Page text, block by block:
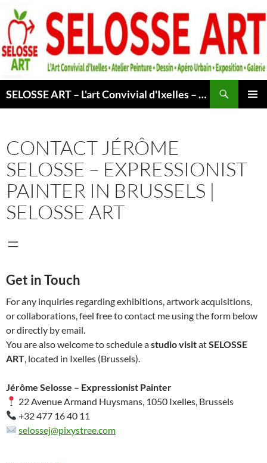
Skip
content
SELOSSE ART – L'art Convivial d'Ixelles – Atelier & Cours Peinture – Dessin – Apéro Urbain -Exposition – Galerie – Bruxelles
CONTACT JÉRÔME
SELOSSE – EXPRESSIONIST
PAINTER IN BRUSSELS |
SELOSSE ART
Get in Touch
For any inquiries regarding exhibitions, artwork acquisitions,
or collaborations, feel free to contact me using the form below
or directly by email.
You are also welcome to schedule astudio visitatSELOSSE
ART , located in Ixelles (Brussels).
Jérôme Selosse – Expressionist Painter
22 Avenue Armand Huysmans, 1050 Ixelles, Brussels
+32 477 16 40 11
selossej@pixystree.com